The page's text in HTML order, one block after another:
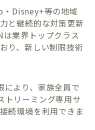
Disney+等の地域
と継続的な対策更新
は業界トップクラス
り、新しい制限技術
より、家族全員で
トリーミング専用サ
続環境を利用できま